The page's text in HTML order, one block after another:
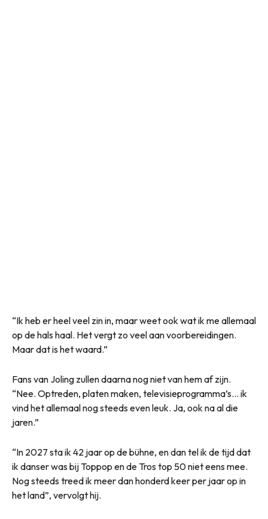
“Ik heb er heel veel zin in, maar weet ook wat ik me allemaal
op de hals haal. Het vergt zo veel aan voorbereidingen.
Maar dat is het waard.”
Fans van Joling zullen daarna nog niet van hem af zijn.
“Nee. Optreden, platen maken, televisieprogramma’s… ik
vind het allemaal nog steeds even leuk. Ja, ook na al die
jaren.”
“In 2027 sta ik 42 jaar op de bühne, en dan tel ik de tijd dat
ik danser was bij Toppop en de Tros top 50 niet eens mee.
Nog steeds treed ik meer dan honderd keer per jaar op in
het land”, vervolgt hij.